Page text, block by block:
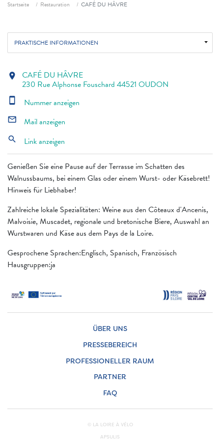
Startseite Restauration CAFÉ DU HÂVRE
PRAKTISCHE INFORMATIONEN
Genießen Sie eine Pause auf der Terrasse im Schatten des
Walnussbaums, bei einem Glas oder einem Wurst- oder Käsebrett!
Hinweis für Liebhaber!
Zahlreiche lokale Spezialitäten: Weine aus den Côteaux d'Ancenis,
Malvoisie, Muscadet, regionale und bretonische Biere, Auswahl an
Wurstwaren und Käse aus dem Pays de la Loire.
Gesprochene Sprachen:Englisch, Spanisch, Französisch
Hausgruppen:ja
location_on CAFÉ DU HÂVRE
230 Rue Alphonse Fouschard 44521 OUDON
smartphone Nummer anzeigen
mail_outline Mail anzeigen
search Link anzeigen
ÜBER UNS
PRESSEBEREICH
PROFESSIONELLER RAUM
PARTNER
FAQ
© LA LOIRE À VÉLO
APSULIS